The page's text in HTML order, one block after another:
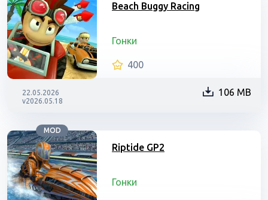
Beach Buggy Racing
Гонки
400
22.05.2026
v2026.05.18
106 MB
MOD
Riptide GP2
Гонки